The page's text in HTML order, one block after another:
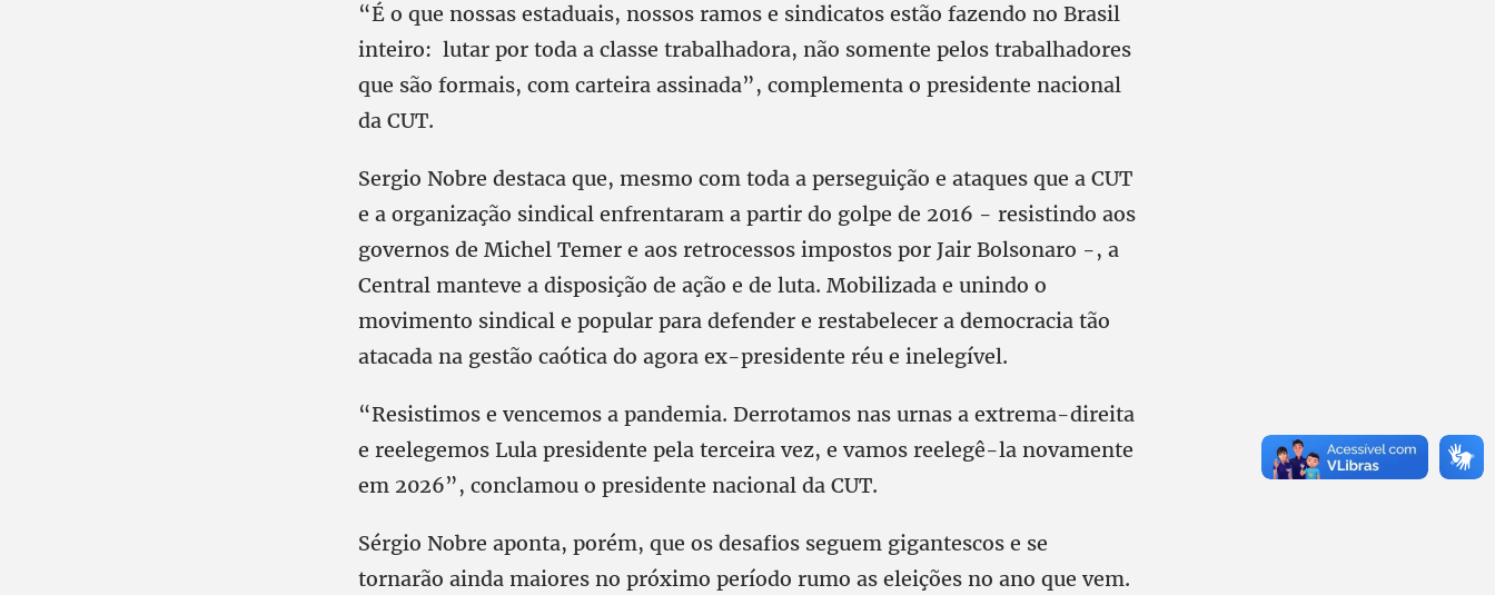
“É o que nossas estaduais, nossos ramos e sindicatos estão fazendo no Brasil
inteiro: lutar por toda a classe trabalhadora, não somente pelos trabalhadores
que são formais, com carteira assinada”, complementa o presidente nacional
da CUT.
Sergio Nobre destaca que, mesmo com toda a perseguição e ataques que a CUT
e a organização sindical enfrentaram a partir do golpe de 2016 - resistindo aos
governos de Michel Temer e aos retrocessos impostos por Jair Bolsonaro -, a
Central manteve a disposição de ação e de luta. Mobilizada e unindo o
movimento sindical e popular para defender e restabelecer a democracia tão
atacada na gestão caótica do agora ex-presidente réu e inelegível.
“Resistimos e vencemos a pandemia. Derrotamos nas urnas a extrema-direita
e reelegemos Lula presidente pela terceira vez, e vamos reelegê-la novamente
em 2026”, conclamou o presidente nacional da CUT.
Sérgio Nobre aponta, porém, que os desafios seguem gigantescos e se
tornarão ainda maiores no próximo período rumo as eleições no ano que vem.